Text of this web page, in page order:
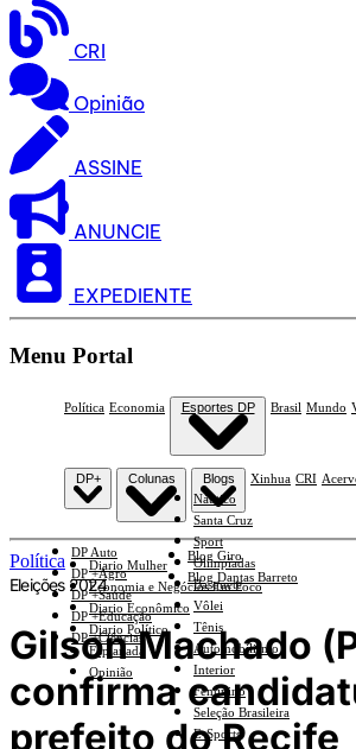
CRI
Opinião
ASSINE
ANUNCIE
EXPEDIENTE
Menu Portal
Política Economia Esportes DP
Náutico
Santa Cruz
Sport
Olimpíadas
Basquete
Vôlei
Tênis
Automobilismo
Interior
Feminino
Seleção Brasileira
E-Sports
Brasil Mundo
DP+
DP Auto
DP +Agro
DP +Saúde
DP +Educação
DP +Ciências
Colunas
Diario Mulher
Economia e Negócios Em Foco
Diario Econômico
Diario Político
Esplanada
Opinião
Blogs
Blog Giro
Blog Dantas Barreto
Xinhua CRI
Política
Eleições 2024
Gilson Machado
confirma
prefeito do Recife